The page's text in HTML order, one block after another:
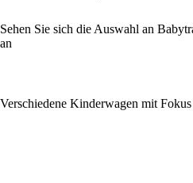
Sehen Sie sich die Auswahl an
an
Verschiedene Kinderwagen mit